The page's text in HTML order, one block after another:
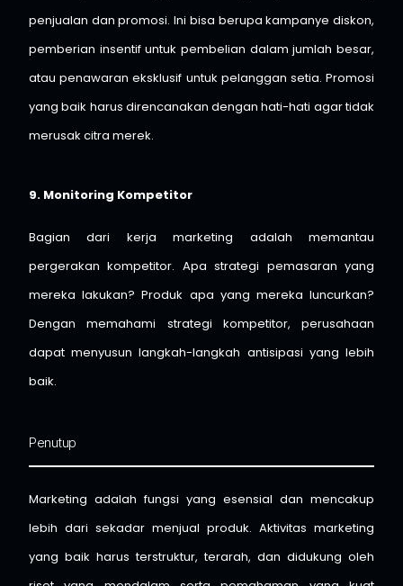
penjualan dan promosi. Ini bisa berupa kampanye diskon,
pemberian insentif untuk pembelian dalam jumlah besar,
atau penawaran eksklusif untuk pelanggan setia. Promosi
yang baik harus direncanakan dengan hati-hati agar tidak
merusak citra merek.
9. Monitoring Kompetitor
Bagian dari kerja marketing adalah memantau
pergerakan kompetitor. Apa strategi pemasaran yang
mereka lakukan? Produk apa yang mereka luncurkan?
Dengan memahami strategi kompetitor, perusahaan
dapat menyusun langkah-langkah antisipasi yang lebih
baik.
Penutup
Marketing adalah fungsi yang esensial dan mencakup
lebih dari sekadar menjual produk. Aktivitas marketing
yang baik harus terstruktur, terarah, dan didukung oleh